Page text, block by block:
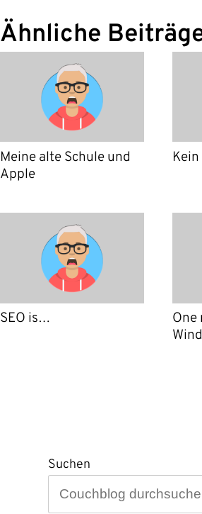
Ähnliche
Meine alte Schule und
Apple
SEO is…
One
Suchen